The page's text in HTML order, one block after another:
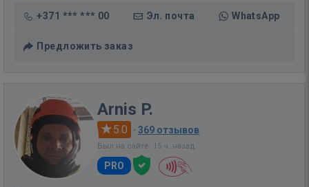
+371 *** *** 00 Эл. почта WhatsApp
Предложить заказ
Arnis P.
5.0 · 369 отзывов
Был на сайте: 15 ч. назад
PRO